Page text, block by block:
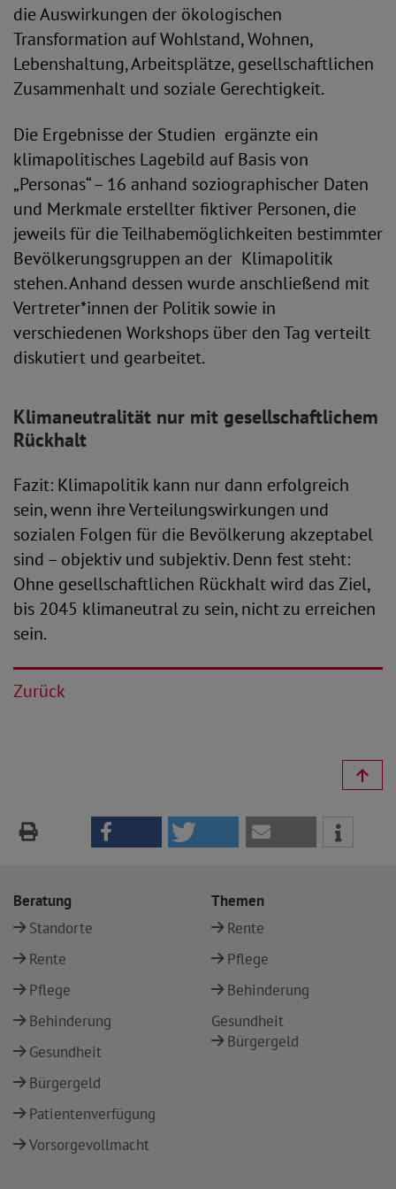
die Auswirkungen der ökologischen
Transformation auf Wohlstand, Wohnen,
Lebenshaltung, Arbeitsplätze, gesellschaftlichen
Zusammenhalt und soziale Gerechtigkeit.
Die Ergebnisse der Studien ergänzte ein
klimapolitisches Lagebild auf Basis von
„Personas“ – 16 anhand soziographischer Daten
und Merkmale erstellter fiktiver Personen, die
jeweils für die Teilhabemöglichkeiten bestimmter
Bevölkerungsgruppen an der Klimapolitik
stehen. Anhand dessen wurde anschließend mit
Vertreter*innen der Politik sowie in
verschiedenen Workshops über den Tag verteilt
diskutiert und gearbeitet.
Klimaneutralität nur mit gesellschaftlichem
Rückhalt
Fazit: Klimapolitik kann nur dann erfolgreich
sein, wenn ihre Verteilungswirkungen und
sozialen Folgen für die Bevölkerung akzeptabel
sind – objektiv und subjektiv. Denn fest steht:
Ohne gesellschaftlichen Rückhalt wird das Ziel,
bis 2045 klimaneutral zu sein, nicht zu erreichen
sein.
Zurück
Beratung
Standorte
Rente
Pflege
Behinderung
Gesundheit
Bürgergeld
Patientenverfügung
Vorsorgevollmacht
Themen
Rente
Pflege
Behinderung
Gesundheit
Bürgergeld